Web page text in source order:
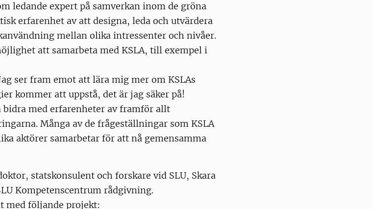
ledande expert på samverkan inom de gröna
erfarenhet av att designa, leda och utvärdera
mellan olika intressenter och nivåer.
att samarbeta med KSLA, till exempel i
ser fram emot att lära mig mer om KSLAs
kommer att uppstå, det är jag säker på!
med erfarenheter av framför allt
Många av de frågeställningar som KSLA
aktörer samarbetar för att nå gemensamma
statskonsulent och forskare vid SLU, Skara
Kompetenscentrum rådgivning.
med följande projekt: